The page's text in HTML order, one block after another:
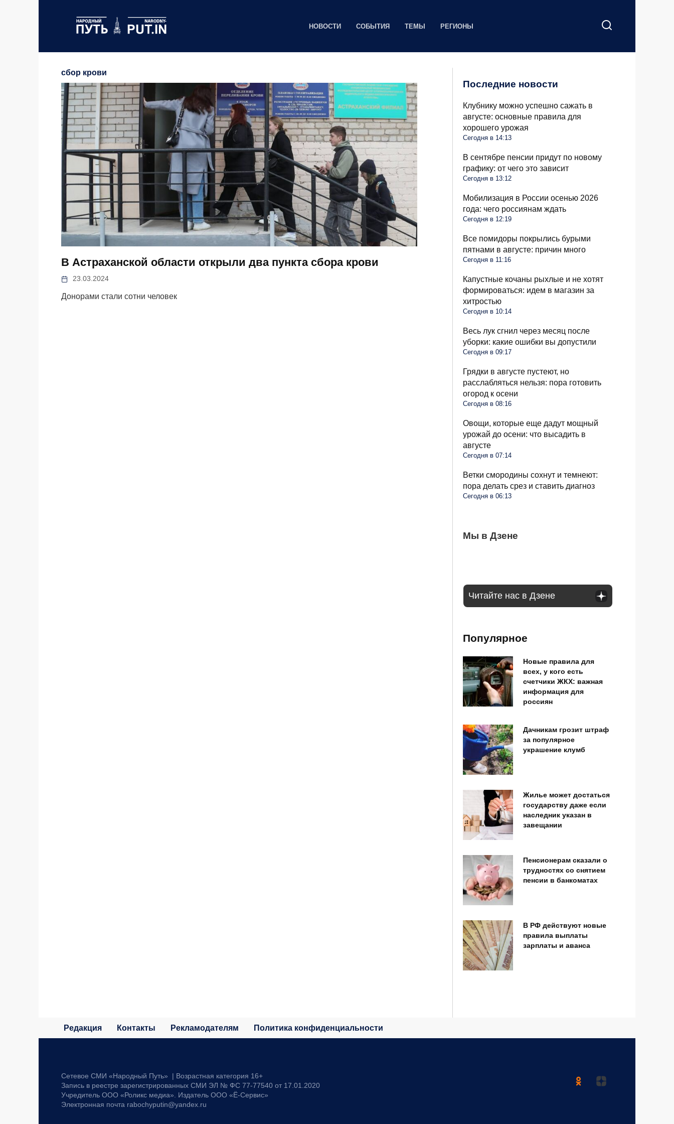
НОВОСТИ СОБЫТИЯ ТЕМЫ РЕГИОНЫ
сбор крови
В Астраханской области открыли два пункта сбора крови
23.03.2024
Донорами стали сотни человек
Последние новости
Клубнику можно успешно сажать в
августе: основные правила для
хорошего урожая
Сегодня в 14:13
В сентябре пенсии придут по новому
графику: от чего это зависит
Сегодня в 13:12
Мобилизация в России осенью 2026
года: чего россиянам ждать
Сегодня в 12:19
Все помидоры покрылись бурыми
пятнами в августе: причин много
Сегодня в 11:16
Капустные кочаны рыхлые и не хотят
формироваться: идем в магазин за
хитростью
Сегодня в 10:14
Весь лук сгнил через месяц после
уборки: какие ошибки вы допустили
Сегодня в 09:17
Грядки в августе пустеют, но
расслабляться нельзя: пора готовить
огород к осени
Сегодня в 08:16
Овощи, которые еще дадут мощный
урожай до осени: что высадить в
августе
Сегодня в 07:14
Ветки смородины сохнут и темнеют:
пора делать срез и ставить диагноз
Сегодня в 06:13
Мы в Дзене
Клубнику можно успешно сажать в
августе: основные правила для хорошего
В сентябре пенсии придут по новому
Мобилизация в России осенью 2026 года:
Читайте нас в Дзене
Популярное
Новые правила для
всех, у кого есть
счетчики ЖКХ: важная
информация для
россиян
Дачникам грозит штраф
за популярное
украшение клумб
Жилье может достаться
государству даже если
наследник указан в
завещании
Пенсионерам сказали о
трудностях со снятием
пенсии в банкоматах
В РФ действуют новые
правила выплаты
зарплаты и аванса
Редакция Контакты Рекламодателям Политика конфиденциальности
Сетевое СМИ «Народный Путь» | Возрастная категория 16+
Запись в реестре зарегистрированных СМИ ЭЛ № ФС 77-77540 от 17.01.2020
Учредитель ООО «Роликс медиа». Издатель ООО «Ё-Сервис»
Электронная почта rabochyputin@yandex.ru